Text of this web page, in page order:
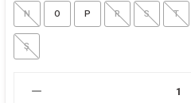
N O P R S T
Ş